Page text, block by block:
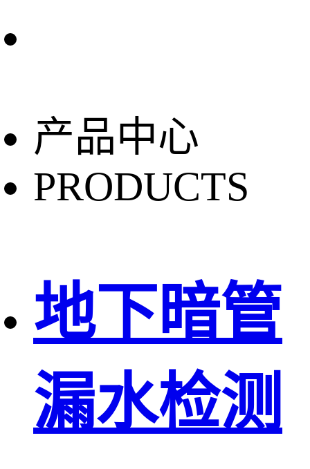
产品中心
PRODUCTS
地下暗管
漏水检测